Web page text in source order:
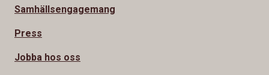
Samhällsengagemang
Press
Jobba hos oss